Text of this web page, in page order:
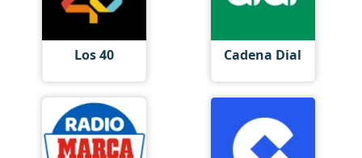
Los 40 Cadena Dial